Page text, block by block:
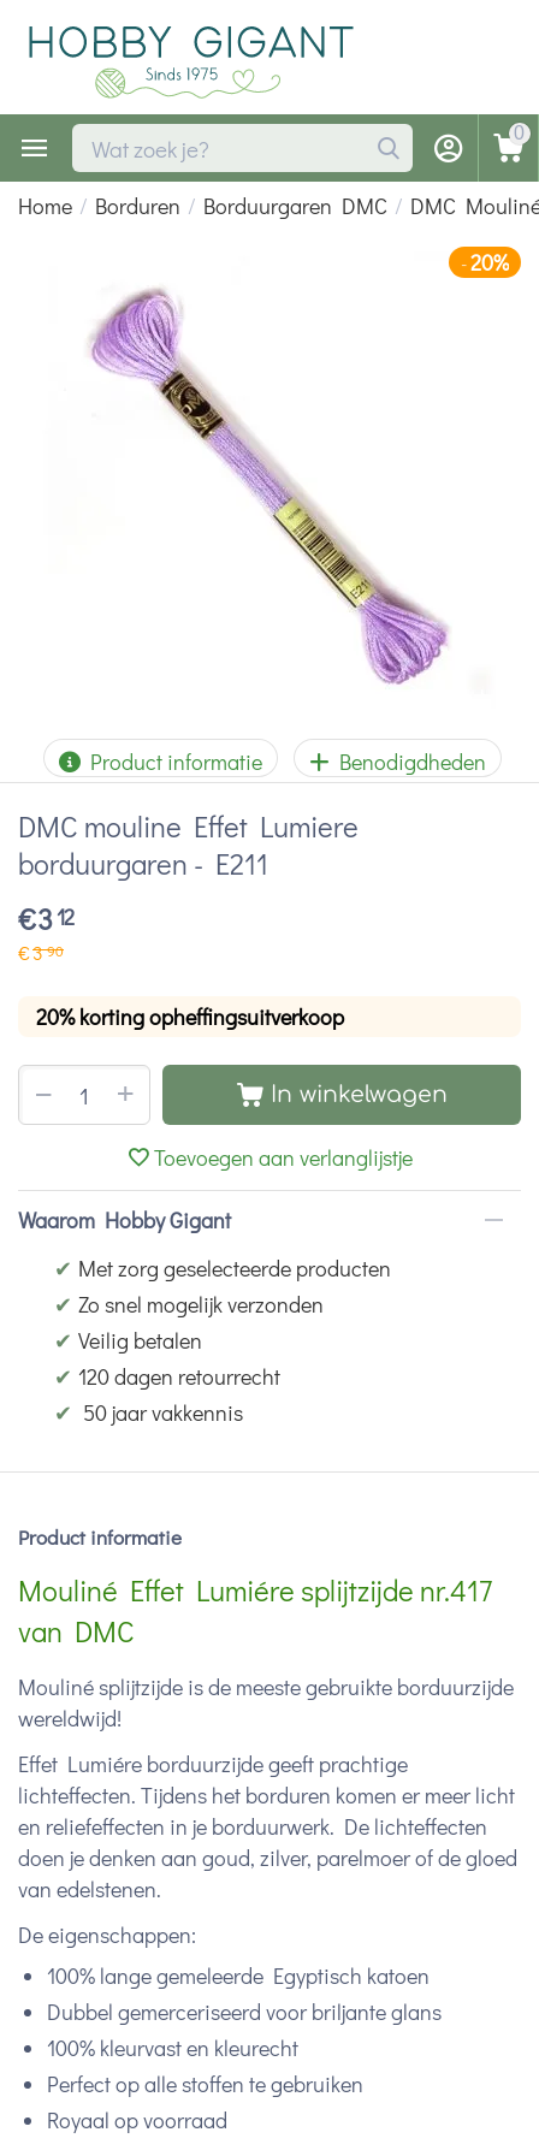
0
Home / Borduren / Borduurgaren DMC / DMC
-20%
Product informatie Benodigdheden
DMC mouline Effet Lumiere
borduurgaren - E211
€312
€390
20% korting opheffingsuitverkoop
+
− In winkelwagen
Toevoegen aan verlanglijstje
Waarom Hobby Gigant
✔ Met zorg geselecteerde producten
✔ Zo snel mogelijk verzonden
✔ Veilig betalen
✔ 120 dagen retourrecht
✔ 50 jaar vakkennis
Product informatie
Mouliné Effet Lumiére splijtzijde nr.417
van DMC
Mouliné splijtzijde is de meeste gebruikte borduurzijde
wereldwijd!
Effet Lumiére borduurzijde geeft prachtige
lichteffecten. Tijdens het borduren komen er meer licht
en reliefeffecten in je borduurwerk. De lichteffecten
doen je denken aan goud, zilver, parelmoer of de gloed
van edelstenen.
De eigenschappen:
100% lange gemeleerde Egyptisch katoen
Dubbel gemerceriseerd voor briljante glans
100% kleurvast en kleurecht
Perfect op alle stoffen te gebruiken
Royaal op voorraad